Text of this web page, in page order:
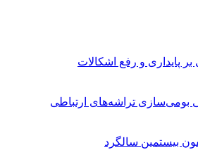
بومی‌سازی تراشه‌های ارتباطی
بیستمین سالگرد